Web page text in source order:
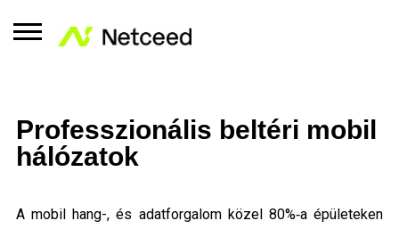
Professzionális beltéri mobil
hálózatok
A mobil hang-, és adatforgalom közel 80%‑a épületeken